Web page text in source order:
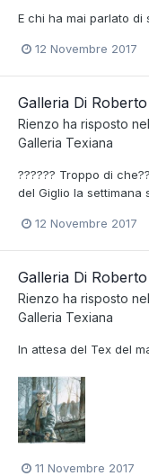
E chi ha mai parlato di
12 Novembre 2017
Galleria Di
Rienzo ha risposto
Galleria Texiana
?????? Troppo di
del Giglio la settimana
12 Novembre 2017
Galleria Di
Rienzo ha risposto
Galleria Texiana
In attesa del Tex del
11 Novembre 2017